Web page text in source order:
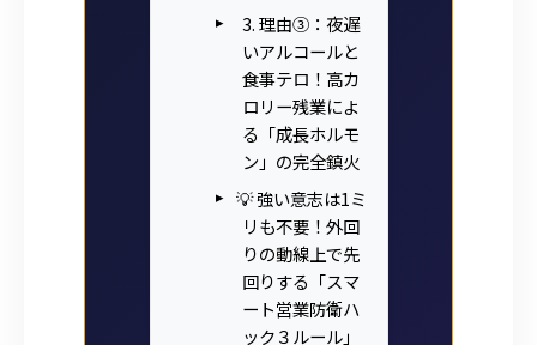
3. 理由③：夜遅
いアルコールと
食事テロ！高カ
ロリー残業によ
る「成長ホルモ
ン」の完全鎮火
💡 強い意志は1ミ
リも不要！外回
りの動線上で先
回りする「スマ
ート営業防衛ハ
ック３ルール」